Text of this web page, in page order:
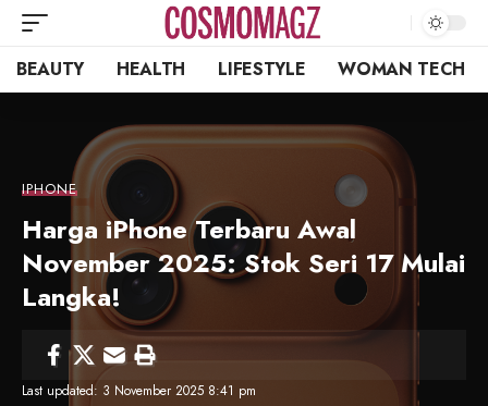
BEAUTY HEALTH LIFESTYLE WOMAN TECH
IPHONE
Harga iPhone Terbaru Awal
November 2025: Stok Seri 17 Mulai
Langka!
Last updated: 3 November 2025 8:41 pm